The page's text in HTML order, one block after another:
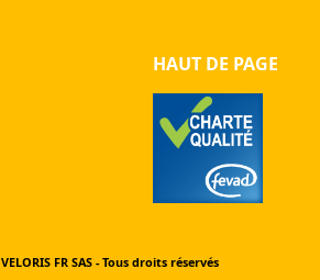
HAUT DE PAGE
VELORIS FR SAS - Tous droits réservés